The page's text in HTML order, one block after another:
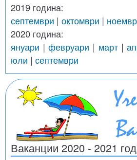
2019 година:
септември | октомври |
2020 година:
януари |февруари | март|
юли | септември
Ваканции 2020 - 2021